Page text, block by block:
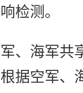
检测。
海军共享
据空军、